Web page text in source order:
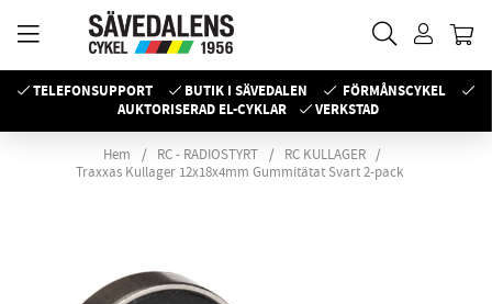
TELEFONSUPPORT BUTIK I SÄVEDALEN
FÖRMÅNSCYKEL
AUKTORISERAD EL-CYKLAR
VERKSTAD
Hem RC - RADIOSTYRT
RC KULLAGER
Traxxas Kullager 12x18x4mm Gummitätat Svart 2-pack